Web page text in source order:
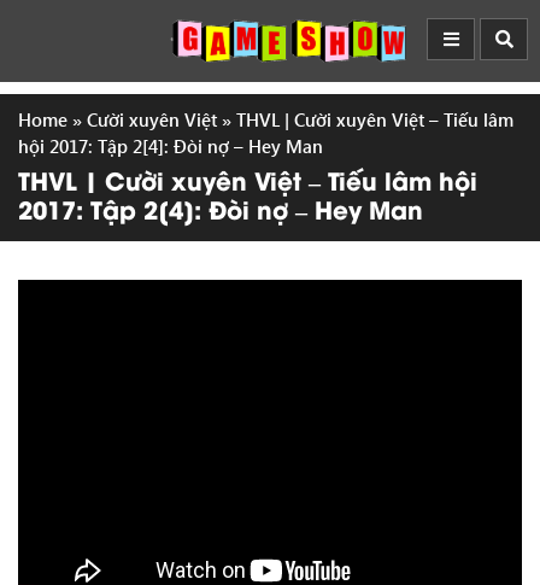
Home » Cười xuyên Việt » THVL | Cười xuyên Việt – Tiếu lâm
hội 2017: Tập 2[4]: Đòi nợ – Hey Man
THVL | Cười xuyên Việt – Tiếu lâm hội
2017: Tập 2[4]: Đòi nợ – Hey Man